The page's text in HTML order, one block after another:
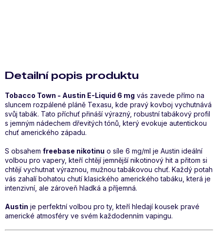
Detailní popis produktu
Tobacco Town - Austin E-Liquid 6 mg vás zavede přímo na
sluncem rozpálené pláně Texasu, kde pravý kovboj vychutnává
svůj tabák. Tato příchuť přináší výrazný, robustní tabákový profil
s jemným nádechem dřevitých tónů, který evokuje autentickou
chuť amerického západu.
S obsahem freebase nikotinu o síle 6 mg/ml je Austin ideální
volbou pro vapery, kteří chtějí jemnější nikotinový hit a přitom si
chtějí vychutnat výraznou, mužnou tabákovou chuť. Každý potah
vás zahalí bohatou chutí klasického amerického tabáku, která je
intenzivní, ale zároveň hladká a příjemná.
Austin je perfektní volbou pro ty, kteří hledají kousek pravé
americké atmosféry ve svém každodenním vapingu.